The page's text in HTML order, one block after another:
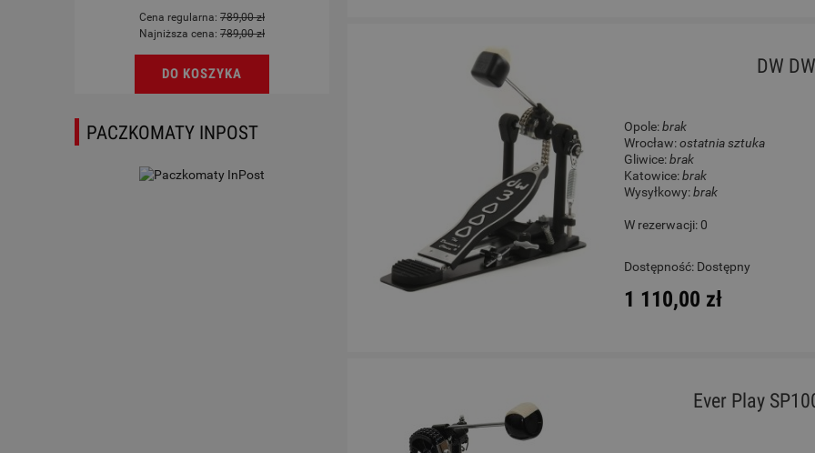
Cena regularna: 789,00 zł
Najniższa cena: 789,00 zł
DO KOSZYKA DO KOSZYKA DO KOSZYKA
PACZKOMATY INPOST
DW
Opole:brak
Wrocław:ostatnia sztuka
Gliwice:brak
Katowice:brak
Wysyłkowy:brak
W rezerwacji: 0
Dostępność: Dostępny
1 110,00 zł
Ever Play